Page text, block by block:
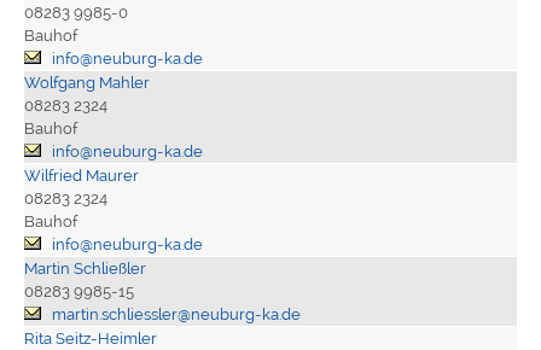
08283 9985-0
Bauhof
info@neuburg-ka.de
Wolfgang Mahler
08283 2324
Bauhof
info@neuburg-ka.de
Wilfried Maurer
08283 2324
Bauhof
info@neuburg-ka.de
Martin Schließler
08283 9985-15
martin.schliessler@neuburg-ka.de
Rita Seitz-Heimler